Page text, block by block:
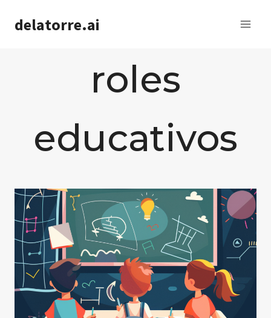
delatorre.ai
roles
educativos